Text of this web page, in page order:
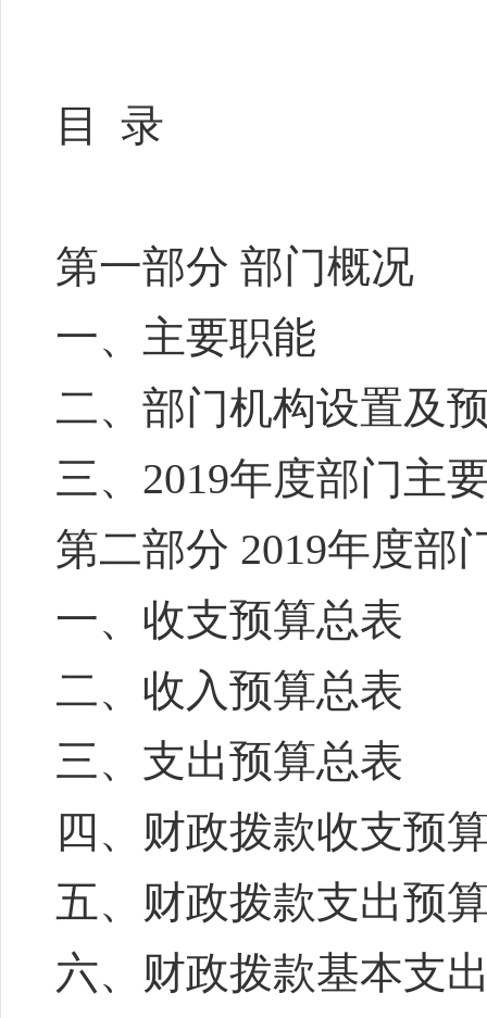
目 录
第一部分 部门概况
一、主要职能
二、部门机构设置及
三、2019年度部门主
第二部分 2019年度部
一、收支预算总表
二、收入预算总表
三、支出预算总表
四、财政拨款收支预
五、财政拨款支出预
六、财政拨款基本支